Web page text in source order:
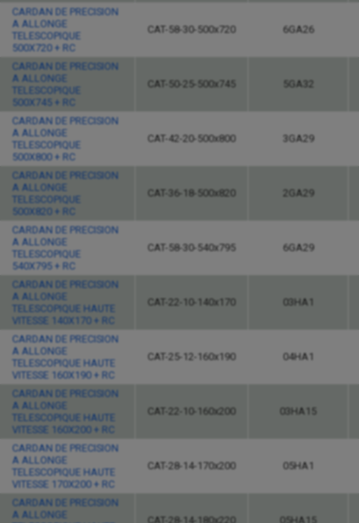
CARDAN DE PRECISION
A ALLONGE
TELESCOPIQUE
500X720 + RC
CAT-58-30-500x720 6GA26
CARDAN DE PRECISION
A ALLONGE
TELESCOPIQUE
500X745 + RC
CAT-50-25-500x745 5GA32
CARDAN DE PRECISION
A ALLONGE
TELESCOPIQUE
500X800 + RC
CAT-42-20-500x800 3GA29
CARDAN DE PRECISION
A ALLONGE
TELESCOPIQUE
500X820 + RC
CAT-36-18-500x820 2GA29
CARDAN DE PRECISION
A ALLONGE
TELESCOPIQUE
540X795 + RC
CAT-58-30-540x795 6GA29
CARDAN DE PRECISION
A ALLONGE
TELESCOPIQUE HAUTE
VITESSE 140X170 + RC
CAT-22-10-140x170 03HA1
CARDAN DE PRECISION
A ALLONGE
TELESCOPIQUE HAUTE
VITESSE 160X190 + RC
CAT-25-12-160x190 04HA1
CARDAN DE PRECISION
A ALLONGE
TELESCOPIQUE HAUTE
VITESSE 160X200 + RC
CAT-22-10-160x200 03HA15
CARDAN DE PRECISION
A ALLONGE
TELESCOPIQUE HAUTE
VITESSE 170X200 + RC
CAT-28-14-170x200 05HA1
CARDAN DE PRECISION
A ALLONGE
CAT-28-14-180x220 05HA15